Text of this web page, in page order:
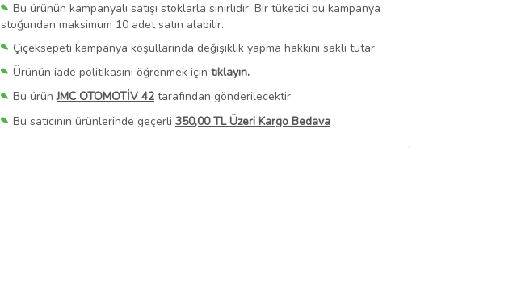
Bu ürünün kampanyalı satışı stoklarla sınırlıdır. Bir tüketici bu kampanya
stoğundan maksimum 10 adet satın alabilir.
Çiçeksepeti kampanya koşullarında değişiklik yapma hakkını saklı tutar.
Ürünün iade politikasını öğrenmek için tıklayın.
Bu ürünJMC OTOMOTİV 42 tarafından gönderilecektir.
Bu satıcının ürünlerinde geçerli 350,00 TL Üzeri Kargo Bedava
Bu SatıcınınTüm Ürünlerini Görüntüle